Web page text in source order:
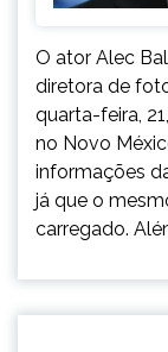
O ator Alec
diretora de
quarta-feira,
no Novo
informações
já que o
carregado.